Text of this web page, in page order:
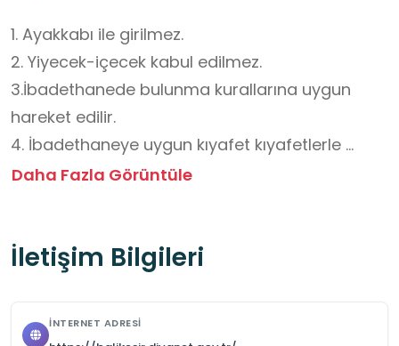
1. Ayakkabı ile girilmez.
2. Yiyecek-içecek kabul edilmez.
3.İbadethanede bulunma kurallarına uygun
hareket edilir.
4. İbadethaneye uygun kıyafet kıyafetlerle
gidilmesi gerekir.
6. Sessiz olunmalıdır.
Öğrencilerin fiziksel güvenlikleri için rehber
Daha Fazla Görüntüle
İletişim Bilgileri
İNTERNET ADRESI